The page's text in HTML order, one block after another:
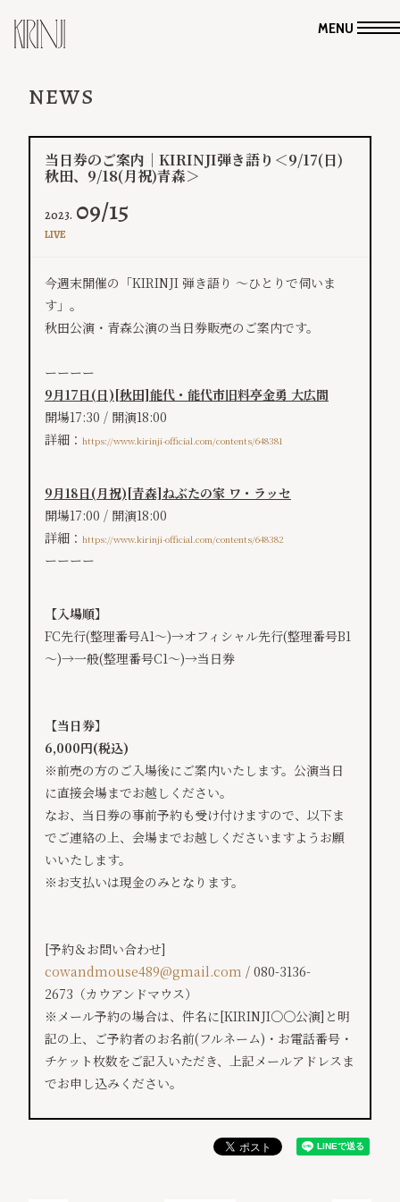
MENU
NEWS
当日券のご案内｜KIRINJI弾き語り＜9/17(日)
秋田、9/18(月祝)青森＞
2023. 09/15
LIVE
今週末開催の「KIRINJI 弾き語り ～ひとりで伺いま
す」。
秋田公演・青森公演の当日券販売のご案内です。
ーーーー
9月17日(日)[秋田]能代・能代市旧料亭金勇 大広間
開場17:30 / 開演18:00
詳細： https://www.kirinji-official.com/contents/648381
9月18日(月祝)[青森]ねぶたの家 ワ・ラッセ
開場17:00 / 開演18:00
詳細： https://www.kirinji-official.com/contents/648382
ーーーー
【入場順】
FC先行(整理番号A1～)→オフィシャル先行(整理番号B1
～)→一般(整理番号C1～)→当日券
【当日券】
6,000円(税込)
※前売の方のご入場後にご案内いたします。 公演当日
に直接会場までお越しください。
なお、当日券の事前予約も受け付けますので、 以下ま
でご連絡の上、 会場までお越しくださいますようお願
いいたします。
※お支払いは現金のみとなります。
[予約＆お問い合わせ]
cowandmouse489@gmail.com / 080-3136-
2673（カウアンドマウス）
※メール予約の場合は、件名に[KIRINJI〇〇公演] と明
記の上、ご予約者のお名前(フルネーム)・お電話番号・
チケット枚数をご記入いただき、 上記メールアドレスま
でお申し込みください。